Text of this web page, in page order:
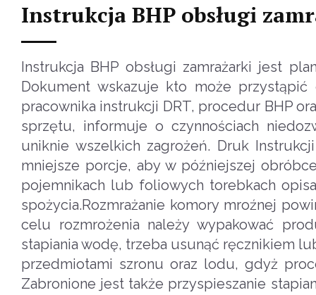
Instrukcja BHP obsługi
Instrukcja BHP obsługi zamrażarki jest
Dokument wskazuje kto może
pracownika instrukcji DRT, procedur BHP
sprzętu, informuje o czynnościach
uniknie wszelkich zagrożeń. Druk
mniejsze porcje, aby w późniejszej
pojemnikach lub foliowych torebkach
spożycia.Rozmrażanie komory mroźnej
celu rozmrożenia należy wypakować
stapiania wodę, trzeba usunąć ręcznikiem
przedmiotami szronu oraz lodu, gdyż
Zabronione jest także przyspieszanie